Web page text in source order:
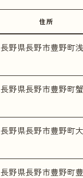
住所
長野県長野市豊野町
長野県長野市豊野町
長野県長野市豊野町
長野県長野市豊野町